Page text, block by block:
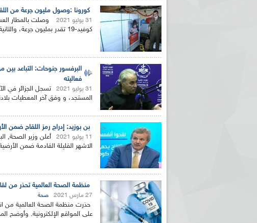
كورونا :وصول مليون جرعة من اللقاح و 750 جهاز تكثيف
31 يوليو 2021
وصلت بالمطار
كوفيد-19 تقدر بمليون جرعة، والثانية تمثل أجهزة تكثيف الأوكسجين والتنفس...
البرفسور جنوحات: التباعد بين
فعاليته
31 يوليو 2021
تسجل الجزائر في
المستجد، و وفق آخر المعطيات
بن بوزيد: إدراج رمز اللقاح ضمن
11 يوليو 2021
أعلن وزير الصحة,
الاشهر القليلة القادمة ضمن
منظمة الصحة العالمية تحذر من لقاحات "كوفيد-19" مزورة
27 مارس 2021 صحة
على المواقع الإلكترونية. وأوضح